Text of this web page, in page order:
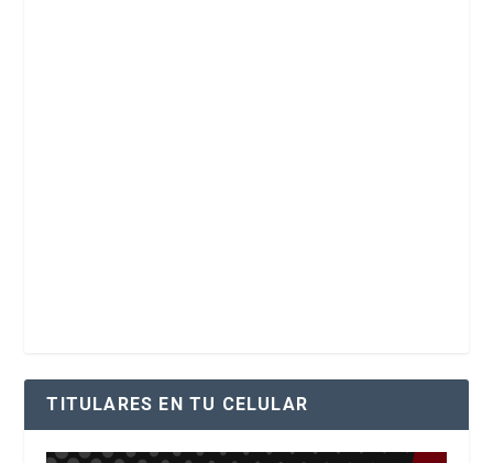
TITULARES EN TU CELULAR